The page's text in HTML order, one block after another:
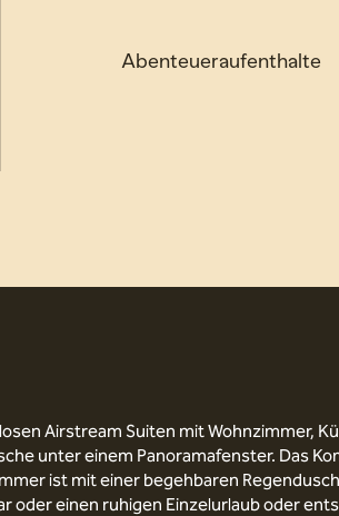
Abenteueraufenthalte
Airstream Suiten mit Wohnzimmer,
unter einem Panoramafenster. Das
ist mit einer begehbaren
oder einen ruhigen Einzelurlaub oder